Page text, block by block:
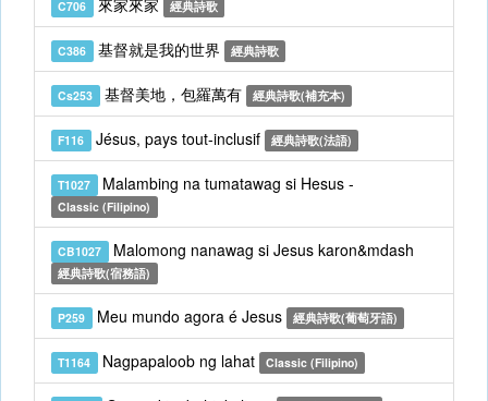
C706 來家來家 經典詩歌
C386 基督就是我的世界 經典詩歌
Cs253 基督美地，包羅萬有 經典詩歌(補充本)
F116 Jésus, pays tout-inclusif 經典詩歌(法語)
T1027 Malambing na tumatawag si Hesus -
Classic (Filipino)
CB1027 Malomong nanawag si Jesus karon&mdash
經典詩歌(宿務語)
P259 Meu mundo agora é Jesus 經典詩歌(葡萄牙語)
T1164 Nagpapaloob ng lahat Classic (Filipino)